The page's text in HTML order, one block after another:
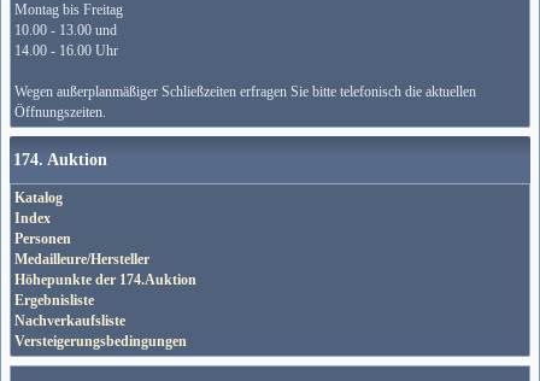
Montag bis Freitag
10.00 - 13.00 und
14.00 - 16.00 Uhr
Wegen außerplanmäßiger Schließzeiten erfragen Sie bitte telefonisch die aktuellen
Öffnungszeiten.
174. Auktion
Katalog
Index
Personen
Medailleure/Hersteller
Höhepunkte der 174.Auktion
Ergebnisliste
Nachverkaufsliste
Versteigerungsbedingungen